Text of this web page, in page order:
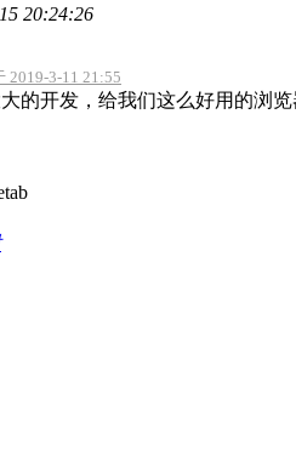
20:24:26
2019-3-11 21:55
的开发，给我们这么好用的浏